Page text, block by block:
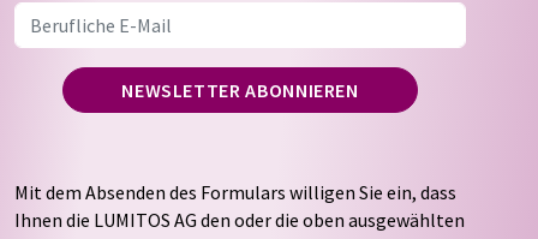
NEWSLETTER ABONNIEREN
Mit dem Absenden des Formulars willigen Sie ein, dass
Ihnen die LUMITOS AG den oder die oben ausgewählten